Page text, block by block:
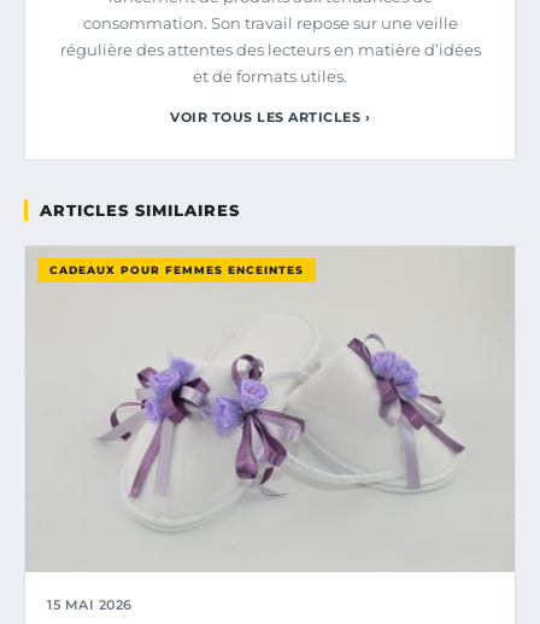
consommation. Son travail repose sur une veille
régulière des attentes des lecteurs en matière d’idées
et de formats utiles.
VOIR TOUS LES ARTICLES ›
ARTICLES SIMILAIRES
CADEAUX POUR FEMMES ENCEINTES
15 MAI 2026